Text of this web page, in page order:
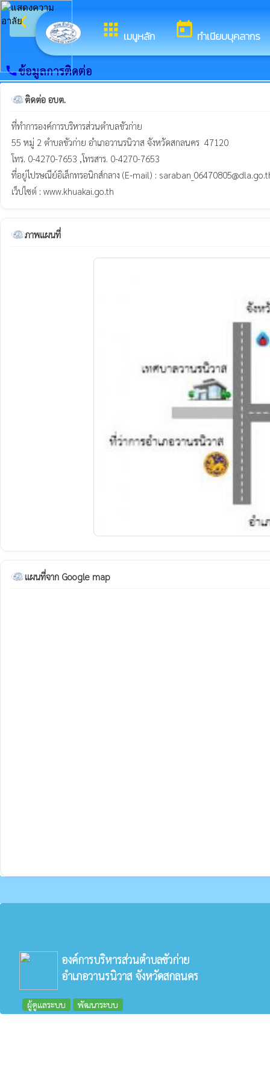
appsเมนูหลัก todayทำเนียบบุคลากร
arrow_back_ios กลับเมนูหลัก
callข้อมูลการติดต่อ
ติดต่อ อบต.
ที่ทำการองค์การบริหารส่วนตำบลขัวก่าย
55 หมู่ 2 ตำบลขัวก่าย อำเภอวานรนิวาส จังหวัดสกลนคร  47120
โทร. 0-4270-7653 ,โทรสาร. 0-4270-7653
ที่อยู่ไปรษณีย์อิเล็กทรอนิกส์กลาง (E-mail) :
เว็ปไซต์ : www.khuakai.go.th
ภาพแผนที่
แผนที่จาก Google map
องค์การบริหารส่วนตำบลขัวก่าย
อำเภอวานรนิวาส จังหวัดสกลนคร
ผู้ดูแลระบบ พัฒนาระบบ